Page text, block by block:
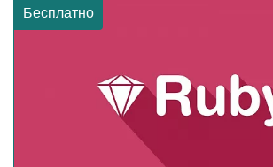
Бесплатно